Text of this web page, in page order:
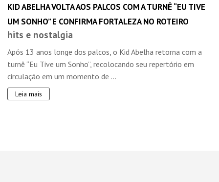
KID ABELHA VOLTA AOS PALCOS COM A TURNÊ “EU TIVE
UM SONHO” E CONFIRMA FORTALEZA NO ROTEIRO
hits e nostalgia
Após 13 anos longe dos palcos, o Kid Abelha retorna com a
turnê “Eu Tive um Sonho”, recolocando seu repertório em
circulação em um momento de ...
Leia mais